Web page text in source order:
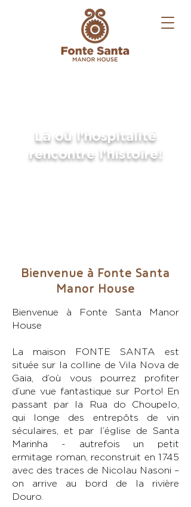
Fonte Santa Manor House
Presentation Video
Là où l'hospitalité
rencontre l'histoire!
Bienvenue à Fonte Santa
Manor House
Bienvenue à Fonte Santa Manor
House
La maison FONTE SANTA est
située sur la colline de Vila Nova de
Gaia, d’où vous pourrez profiter
d’une vue fantastique sur Porto! En
passant par la Rua do Choupelo,
qui longe des entrepôts de vin
séculaires, et par l’église de Santa
Marinha - autrefois un petit
ermitage roman, reconstruit en 1745
avec des traces de Nicolau Nasoni –
on arrive au bord de la rivière
Douro.